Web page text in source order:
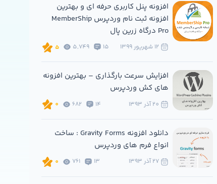
افزونه پنل کاربری حرفه ای و بهترین
افزونه ثبت نام وردپرس MemberShip
Pro درگاه زرین پال
15
5,749
5
افزایش سرعت بارگذاری – بهترین افزونه
های کش وردپرس
14
682
0
دانلود افزونه Gravity Forms : ساخت
انواع فرم های وردپرس
13
761
0